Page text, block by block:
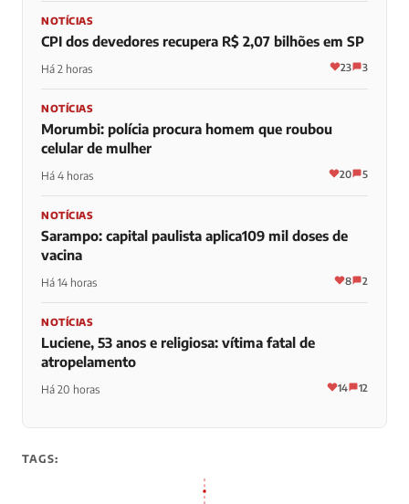
NOTÍCIAS
CPI dos devedores recupera R$ 2,07 bilhões em SP
Há 2 horas 23 3
NOTÍCIAS
Morumbi: polícia procura homem que roubou
celular de mulher
Há 4 horas 20 5
NOTÍCIAS
Sarampo: capital paulista aplica109 mil doses de
vacina
Há 14 horas 8 2
NOTÍCIAS
Luciene, 53 anos e religiosa: vítima fatal de
atropelamento
Há 20 horas 14 12
TAGS: